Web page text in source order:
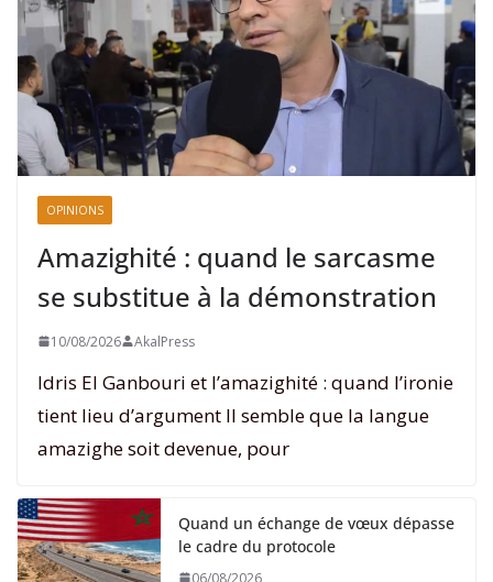
OPINIONS
Amazighité : quand le sarcasme
se substitue à la démonstration
10/08/2026 AkalPress
Idris El Ganbouri et l’amazighité : quand l’ironie
tient lieu d’argument Il semble que la langue
amazighe soit devenue, pour
Quand un échange de vœux dépasse
le cadre du protocole
06/08/2026